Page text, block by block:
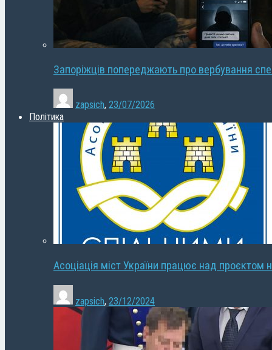
Запоріжців попереджають про вербування
zapsich, 23/07/2026
Політика
Асоціація міст України працює над проєктом
zapsich, 23/12/2024